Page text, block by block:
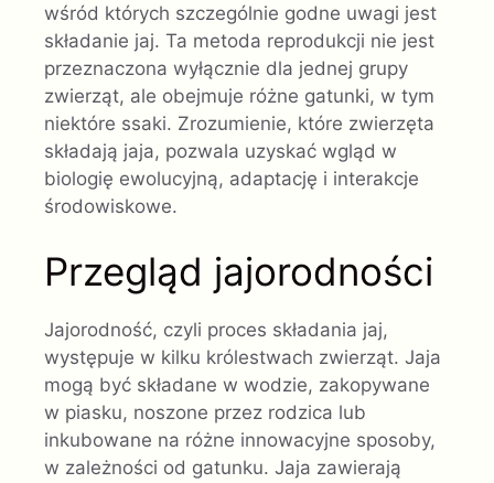
wśród których szczególnie godne uwagi jest
składanie jaj. Ta metoda reprodukcji nie jest
przeznaczona wyłącznie dla jednej grupy
zwierząt, ale obejmuje różne gatunki, w tym
niektóre ssaki. Zrozumienie, które zwierzęta
składają jaja, pozwala uzyskać wgląd w
biologię ewolucyjną, adaptację i interakcje
środowiskowe.
Przegląd jajorodności
Jajorodność, czyli proces składania jaj,
występuje w kilku królestwach zwierząt. Jaja
mogą być składane w wodzie, zakopywane
w piasku, noszone przez rodzica lub
inkubowane na różne innowacyjne sposoby,
w zależności od gatunku. Jaja zawierają